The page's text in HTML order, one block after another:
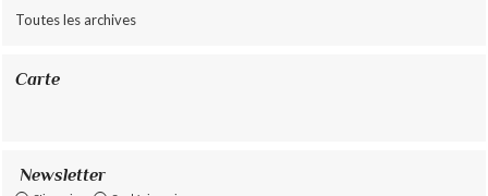
Toutes les archives
Carte
Newsletter